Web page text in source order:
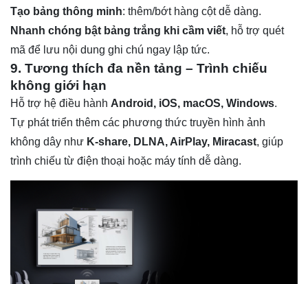
Tạo bảng thông minh: thêm/bớt hàng cột dễ dàng.
Nhanh chóng bật bảng trắng khi cầm viết, hỗ trợ quét
mã để lưu nội dung ghi chú ngay lập tức.
9. Tương thích đa nền tảng – Trình chiếu
không giới hạn
Hỗ trợ hệ điều hành Android, iOS, macOS, Windows.
Tự phát triển thêm các phương thức truyền hình ảnh
không dây như K-share, DLNA, AirPlay, Miracast, giúp
trình chiếu từ điện thoại hoặc máy tính dễ dàng.